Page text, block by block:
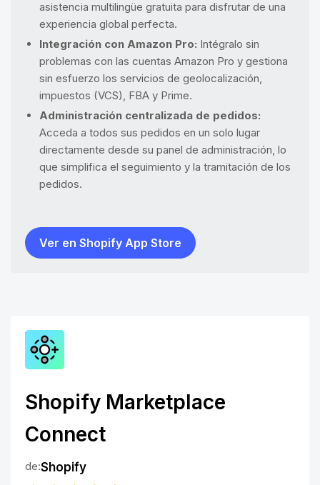
asistencia multilingüe gratuita para disfrutar de una
experiencia global perfecta.
Integración con Amazon Pro: Intégralo sin
problemas con las cuentas Amazon Pro y gestiona
sin esfuerzo los servicios de geolocalización,
impuestos (VCS), FBA y Prime.
Administración centralizada de pedidos:
Acceda a todos sus pedidos en un solo lugar
directamente desde su panel de administración, lo
que simplifica el seguimiento y la tramitación de los
pedidos.
Ver en Shopify App Store
Shopify Marketplace
Connect
de:Shopify